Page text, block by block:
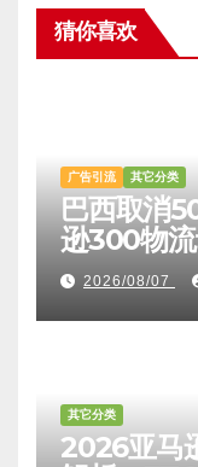
广告引流 其它分类
巴西取消